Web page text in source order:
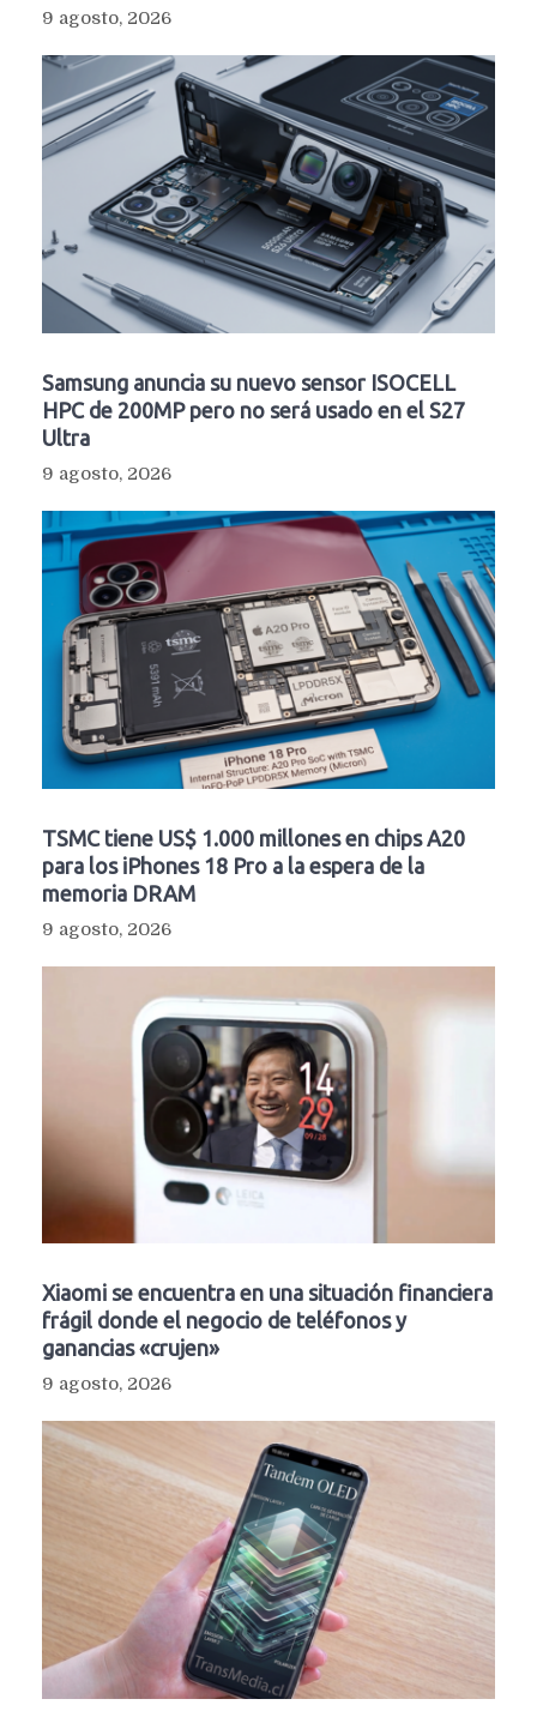
9 agosto, 2026
Samsung anuncia su nuevo sensor ISOCELL
HPC de 200MP pero no será usado en el S27
Ultra
9 agosto, 2026
TSMC tiene US$ 1.000 millones en chips A20
para los iPhones 18 Pro a la espera de la
memoria DRAM
9 agosto, 2026
Xiaomi se encuentra en una situación financiera
frágil donde el negocio de teléfonos y
ganancias «crujen»
9 agosto, 2026